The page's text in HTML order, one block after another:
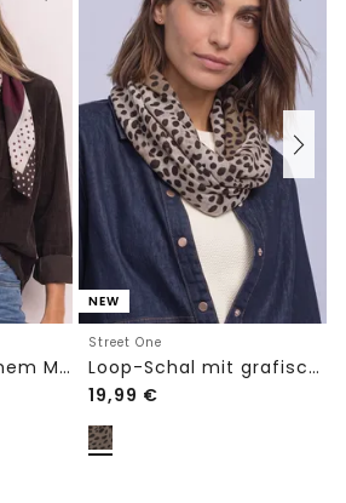
Tuch mit grafischem Muster
NEW
Street One
Loop-Schal mit grafischem Muster
19,99 €